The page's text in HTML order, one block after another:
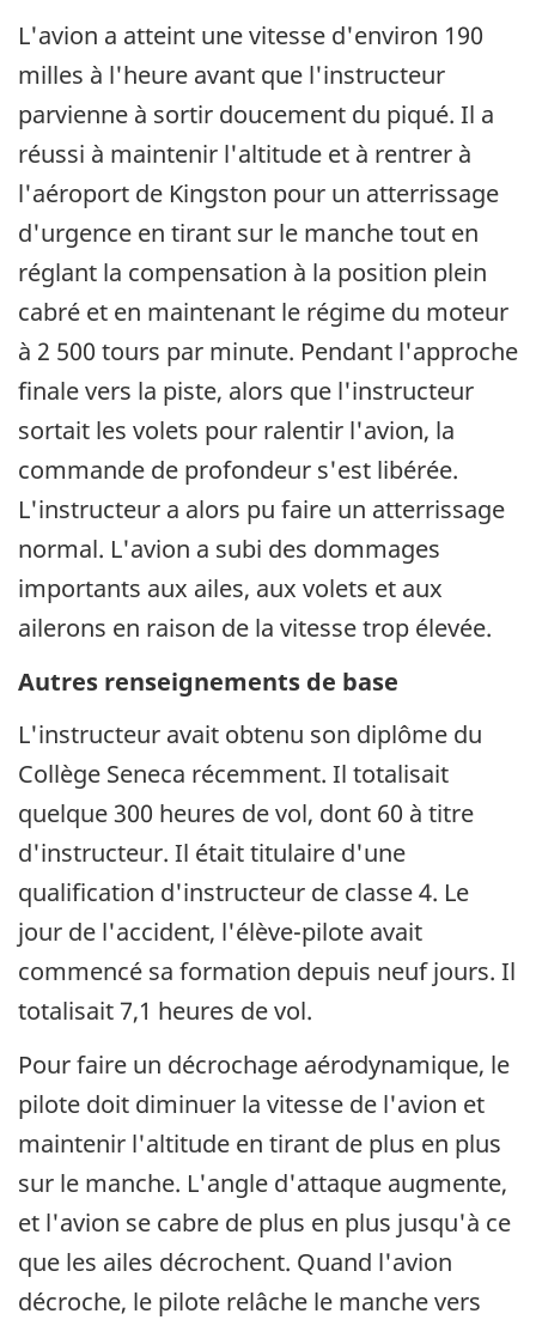
L'avion a atteint une vitesse d'environ 190
milles à l'heure avant que l'instructeur
parvienne à sortir doucement du piqué. Il a
réussi à maintenir l'altitude et à rentrer à
l'aéroport de Kingston pour un atterrissage
d'urgence en tirant sur le manche tout en
réglant la compensation à la position plein
cabré et en maintenant le régime du moteur
à 2 500 tours par minute. Pendant l'approche
finale vers la piste, alors que l'instructeur
sortait les volets pour ralentir l'avion, la
commande de profondeur s'est libérée.
L'instructeur a alors pu faire un atterrissage
normal. L'avion a subi des dommages
importants aux ailes, aux volets et aux
ailerons en raison de la vitesse trop élevée.
Autres renseignements de base
L'instructeur avait obtenu son diplôme du
Collège Seneca récemment. Il totalisait
quelque 300 heures de vol, dont 60 à titre
d'instructeur. Il était titulaire d'une
qualification d'instructeur de classe 4. Le
jour de l'accident, l'élève-pilote avait
commencé sa formation depuis neuf jours. Il
totalisait 7,1 heures de vol.
Pour faire un décrochage aérodynamique, le
pilote doit diminuer la vitesse de l'avion et
maintenir l'altitude en tirant de plus en plus
sur le manche. L'angle d'attaque augmente,
et l'avion se cabre de plus en plus jusqu'à ce
que les ailes décrochent. Quand l'avion
décroche, le pilote relâche le manche vers